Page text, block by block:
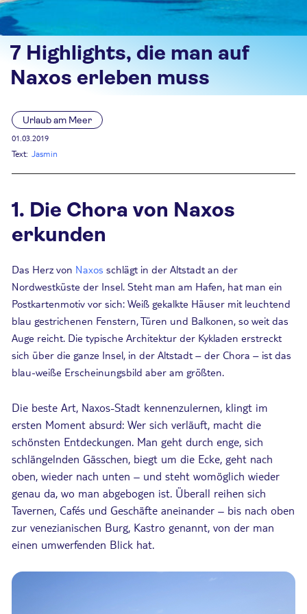
7 Highlights, die man auf
Naxos erleben muss
Urlaub am Meer
01.03.2019
Text: Jasmin
1. Die Chora von Naxos
erkunden
Das Herz von Naxos schlägt in der Altstadt an der
Nordwestküste der Insel. Steht man am Hafen, hat man ein
Postkartenmotiv vor sich: Weiß gekalkte Häuser mit leuchtend
blau gestrichenen Fenstern, Türen und Balkonen, so weit das
Auge reicht. Die typische Architektur der Kykladen erstreckt
sich über die ganze Insel, in der Altstadt – der Chora – ist das
blau-weiße Erscheinungsbild aber am größten.
Die beste Art, Naxos-Stadt kennenzulernen, klingt im
ersten Moment absurd: Wer sich verläuft, macht die
schönsten Entdeckungen. Man geht durch enge, sich
schlängelnden Gässchen, biegt um die Ecke, geht nach
oben, wieder nach unten – und steht womöglich wieder
genau da, wo man abgebogen ist. Überall reihen sich
Tavernen, Cafés und Geschäfte aneinander – bis nach oben
zur venezianischen Burg, Kastro genannt, von der man
einen umwerfenden Blick hat.